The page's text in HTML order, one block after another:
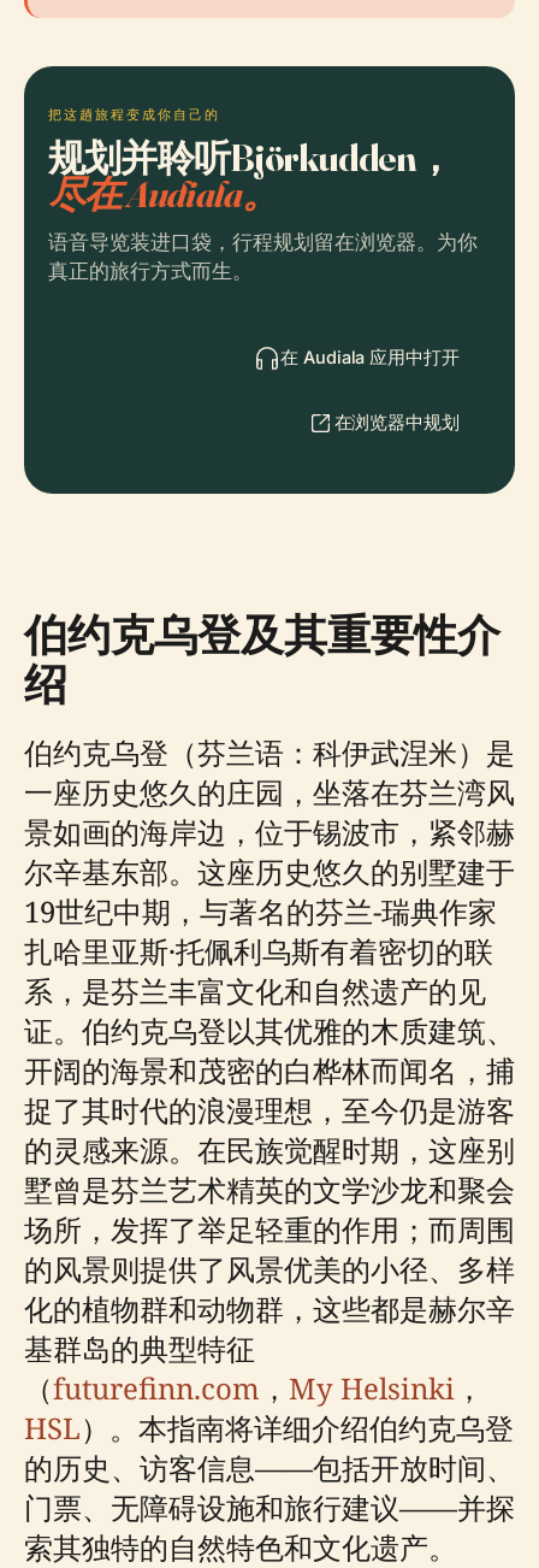
把这趟旅程变成你自己的
规划并聆听Björkudden，
尽在 Audiala。
语音导览装进口袋，行程规划留在浏览器。为你
真正的旅行方式而生。
在 Audiala 应用中打开
在浏览器中规划
伯约克乌登及其重要性介
绍
伯约克乌登（芬兰语：科伊武涅米）是
一座历史悠久的庄园，坐落在芬兰湾风
景如画的海岸边，位于锡波市，紧邻赫
尔辛基东部。这座历史悠久的别墅建于
19世纪中期，与著名的芬兰-瑞典作家
扎哈里亚斯·托佩利乌斯有着密切的联
系，是芬兰丰富文化和自然遗产的见
证。伯约克乌登以其优雅的木质建筑、
开阔的海景和茂密的白桦林而闻名，捕
捉了其时代的浪漫理想，至今仍是游客
的灵感来源。在民族觉醒时期，这座别
墅曾是芬兰艺术精英的文学沙龙和聚会
场所，发挥了举足轻重的作用；而周围
的风景则提供了风景优美的小径、多样
化的植物群和动物群，这些都是赫尔辛
基群岛的典型特征
（futurefinn.com ， My Helsinki ，
HSL）。本指南将详细介绍伯约克乌登
的历史、访客信息——包括开放时间、
门票、无障碍设施和旅行建议——并探
索其独特的自然特色和文化遗产。